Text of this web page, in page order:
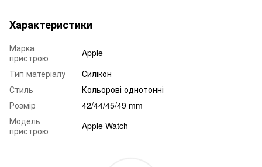
Характеристики
Марка
пристрою
Apple
Тип матеріалу
Силікон
Стиль
Кольорові однотонні
Розмір
42/44/45/49 mm
Модель
пристрою
Apple Watch